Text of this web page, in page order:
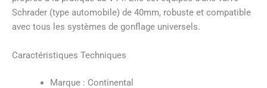
Schrader (type automobile) de 40mm, robuste et compatible
avec tous les systèmes de gonflage universels.
Caractéristiques Techniques
Marque : Continental